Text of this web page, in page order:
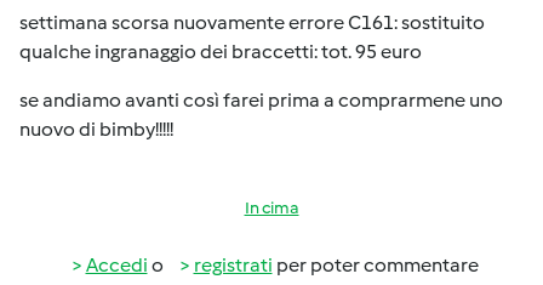
settimana scorsa nuovamente errore C161: sostituito
qualche ingranaggio dei braccetti: tot. 95 euro
se andiamo avanti così farei prima a comprarmene uno
nuovo di bimby!!!!!
In cima
Accedi o registrati per poter commentare